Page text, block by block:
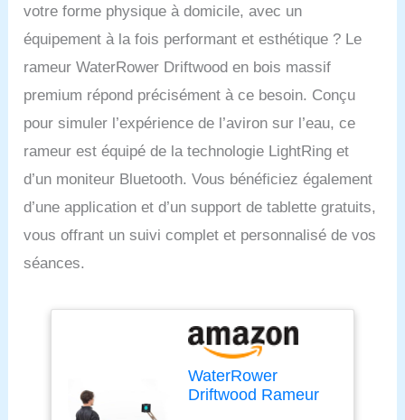
votre forme physique à domicile, avec un
équipement à la fois performant et esthétique ? Le
rameur WaterRower Driftwood en bois massif
premium répond précisément à ce besoin. Conçu
pour simuler l’expérience de l’aviron sur l’eau, ce
rameur est équipé de la technologie LightRing et
d’un moniteur Bluetooth. Vous bénéficiez également
d’une application et d’un support de tablette gratuits,
vous offrant un suivi complet et personnalisé de vos
séances.
WaterRower
Driftwood Rameur